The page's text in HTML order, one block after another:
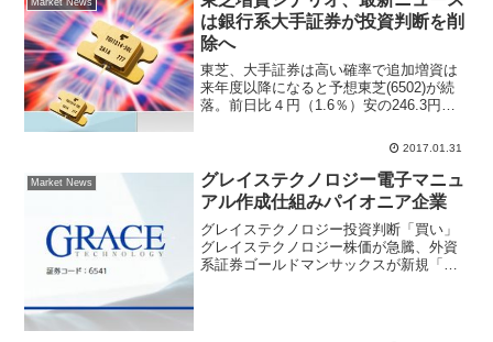
は銀行系大手証券が投資判断を削
除へ
東芝、大手証券は高い確率で追加増資は
来年度以降になると予想東芝(6502)が続
落。前日比４円（1.6％）安の246.3円ま
ルガン・スタンレー証券によるレポート
が確認されている。同証券では、(1)追加
損失...
2017.01.31
Market News
グレイステクノロジー電子マニュ
アル作成仕組みパイオニア企業
グレイステクノロジー投資判断「買い」
グレイステクノロジー株価が急騰、外資
系証券ゴールドマンサックスが新規「買